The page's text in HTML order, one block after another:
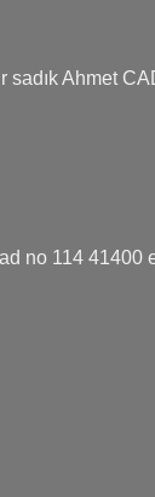
sadık Ahmet
no 114 41400